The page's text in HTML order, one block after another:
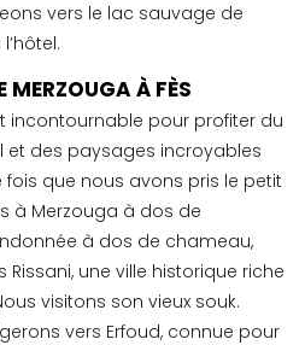
vers le lac sauvage de
MERZOUGA À FÈS
incontournable pour profiter du
et des paysages incroyables
fois que nous avons pris le petit
à Merzouga à dos de
à dos de chameau,
une ville historique riche
visitons son vieux souk.
vers Erfoud, connue pour